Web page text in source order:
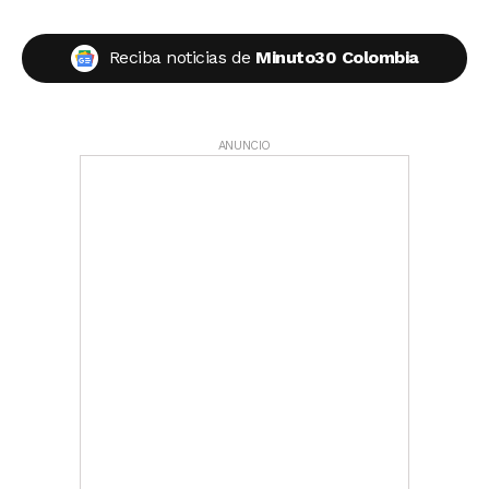
Reciba noticias de Minuto30 Colombia
ANUNCIO